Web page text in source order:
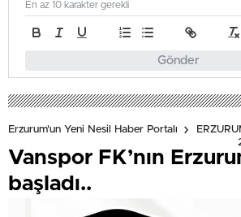
Gönder
En az 10 karakter gerekli
Erzurum'un Yeni Nesil Haber Portalı
Vanspor FK’nın
başladı..